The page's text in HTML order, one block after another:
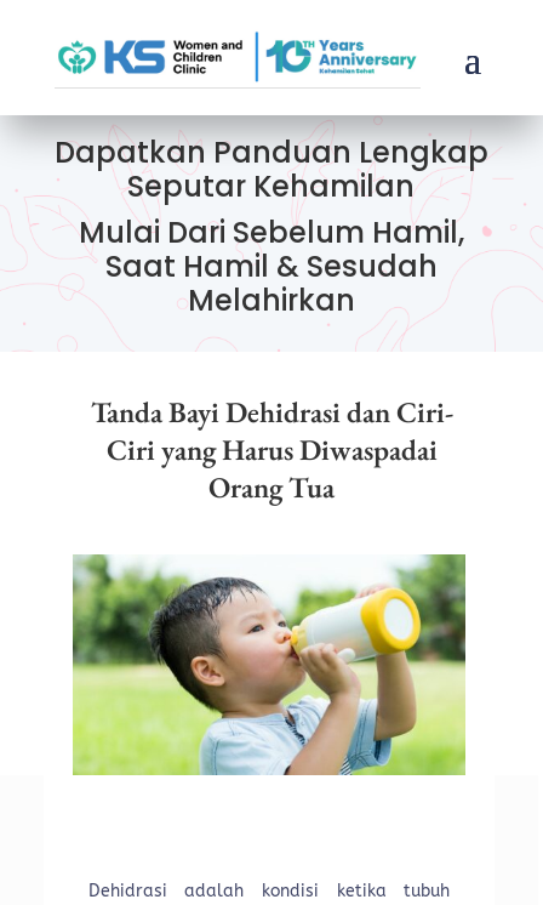
Dapatkan Panduan Lengkap
Seputar Kehamilan
Mulai Dari Sebelum Hamil,
Saat Hamil & Sesudah
Melahirkan
Tanda Bayi Dehidrasi dan Ciri-
Ciri yang Harus Diwaspadai
Orang Tua
Dehidrasi adalah kondisi ketika tubuh